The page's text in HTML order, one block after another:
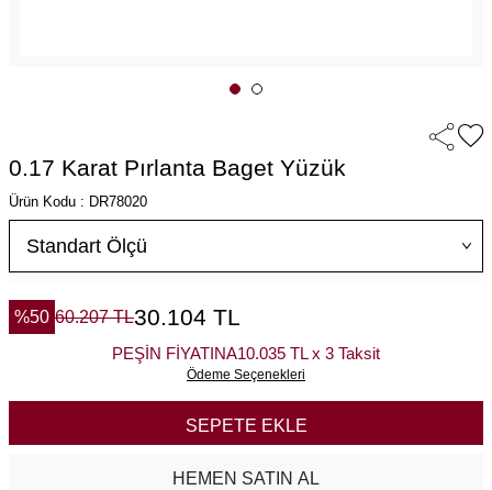
0.17 Karat Pırlanta Baget Yüzük
Ürün Kodu : DR78020
%50 60.207TL30.104 TL
PEŞİN FİYATINA10.035 TL x 3 Taksit
Ödeme Seçenekleri
SEPETE EKLE
HEMEN SATIN AL